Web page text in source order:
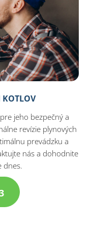
KOTLOV
jeho bezpečný a
revízie plynových
prevádzku a
nás a dohodnite
dnes.